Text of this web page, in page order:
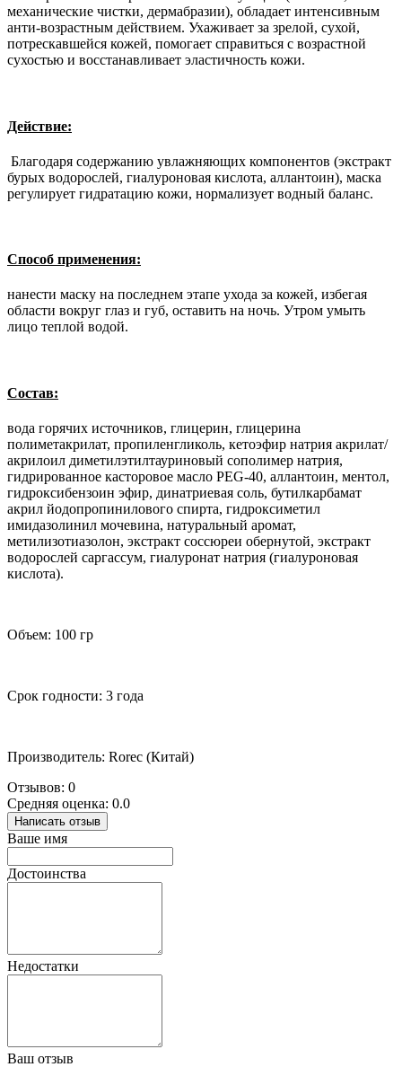
механические чистки, дермабразии), обладает интенсивным
анти-возрастным действием. Ухаживает за зрелой, сухой,
потрескавшейся кожей, помогает справиться с возрастной
сухостью и восстанавливает эластичность кожи.
Действие:
Благодаря содержанию увлажняющих компонентов (экстракт
бурых водорослей, гиалуроновая кислота, аллантоин), маска
регулирует гидратацию кожи, нормализует водный баланс.
Способ применения:
нанести маску на последнем этапе ухода за кожей, избегая
области вокруг глаз и губ, оставить на ночь. Утром умыть
лицо теплой водой.
Состав:
вода горячих источников, глицерин, глицерина
полиметакрилат, пропиленгликоль, кетоэфир натрия акрилат/
акрилоил диметилэтилтауриновый сополимер натрия,
гидрированное касторовое масло PEG-40, аллантоин, ментол,
гидроксибензоин эфир, динатриевая соль, бутилкарбамат
акрил йодопропинилового спирта, гидроксиметил
имидазолинил мочевина, натуральный аромат,
метилизотиазолон, экстракт соссюреи обернутой, экстракт
водорослей саргассум, гиалуронат натрия (гиалуроновая
кислота).
Объем: 100 гр
Срок годности: 3 года
Производитель: Roreс (Китай)
Отзывов: 0
Средняя оценка: 0.0
Написать отзыв
Ваше имя
Достоинства
Недостатки
Ваш отзыв